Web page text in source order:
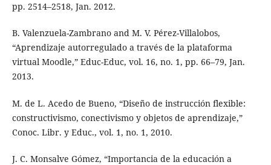
pp. 2514–2518, Jan. 2012.
B. Valenzuela-Zambrano and M. V. Pérez-Villalobos,
“Aprendizaje autorregulado a través de la plataforma
virtual Moodle,” Educ-Educ, vol. 16, no. 1, pp. 66–79, Jan.
2013.
M. de L. Acedo de Bueno, “Diseño de instrucción flexible:
constructivismo, conectivismo y objetos de aprendizaje,”
Conoc. Libr. y Educ., vol. 1, no. 1, 2010.
J. C. Monsalve Gómez, “Importancia de la educación a